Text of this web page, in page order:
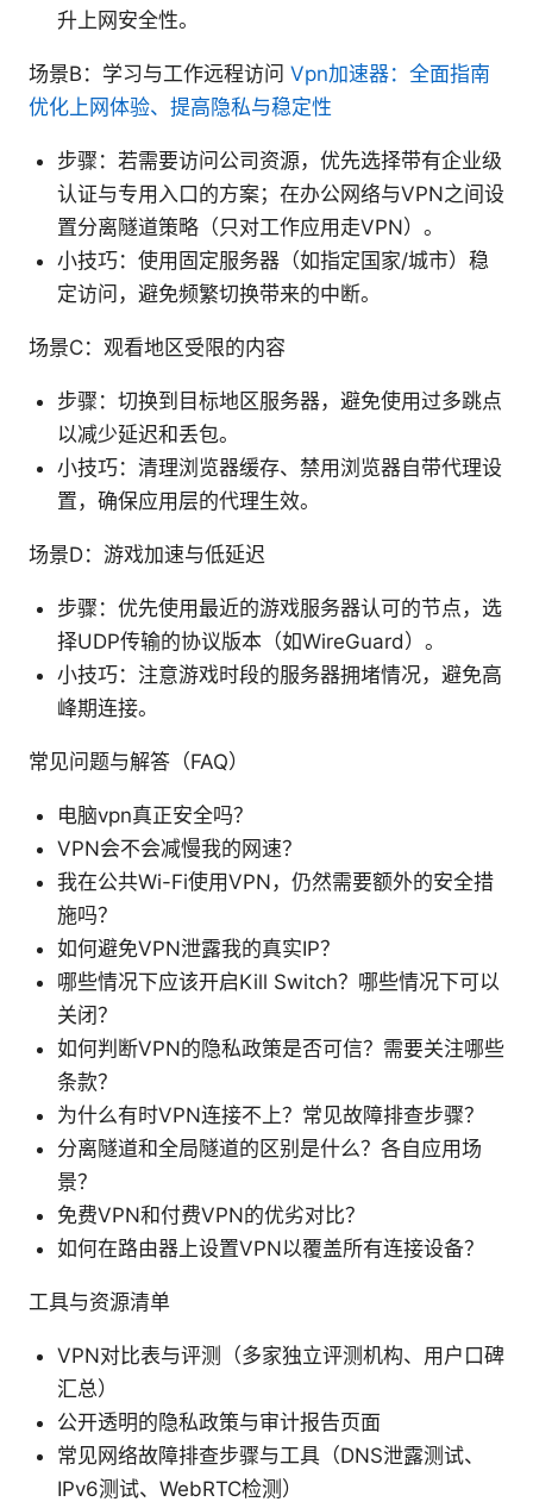
升上网安全性。
场景B：学习与工作远程访问 Vpn加速器：全面指南
优化上网体验、提高隐私与稳定性
步骤：若需要访问公司资源，优先选择带有企业级
认证与专用入口的方案；在办公网络与VPN之间设
置分离隧道策略（只对工作应用走VPN）。
小技巧：使用固定服务器（如指定国家/城市）稳
定访问，避免频繁切换带来的中断。
场景C：观看地区受限的内容
步骤：切换到目标地区服务器，避免使用过多跳点
以减少延迟和丢包。
小技巧：清理浏览器缓存、禁用浏览器自带代理设
置，确保应用层的代理生效。
场景D：游戏加速与低延迟
步骤：优先使用最近的游戏服务器认可的节点，选
择UDP传输的协议版本（如WireGuard）。
小技巧：注意游戏时段的服务器拥堵情况，避免高
峰期连接。
常见问题与解答（FAQ）
电脑vpn真正安全吗？
VPN会不会减慢我的网速？
我在公共Wi-Fi使用VPN，仍然需要额外的安全措
施吗？
如何避免VPN泄露我的真实IP？
哪些情况下应该开启Kill Switch？哪些情况下可以
关闭？
如何判断VPN的隐私政策是否可信？需要关注哪些
条款？
为什么有时VPN连接不上？常见故障排查步骤？
分离隧道和全局隧道的区别是什么？各自应用场
景？
免费VPN和付费VPN的优劣对比？
如何在路由器上设置VPN以覆盖所有连接设备？
工具与资源清单
VPN对比表与评测（多家独立评测机构、用户口碑
汇总）
公开透明的隐私政策与审计报告页面
常见网络故障排查步骤与工具（DNS泄露测试、
IPv6测试、WebRTC检测）